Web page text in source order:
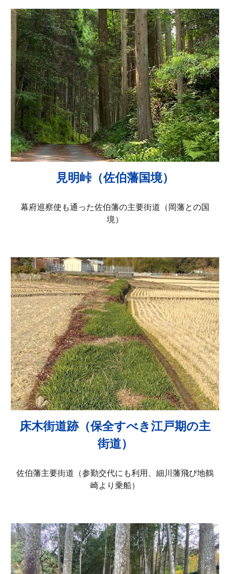
見明峠（佐伯藩国境）
幕府巡察使も通った佐伯藩の主要街道（岡藩との国
境）
床木街道跡（保全すべき江戸期の主
街道）
佐伯藩主要街道（参勤交代にも利用、細川藩飛び地鶴
崎より乗船）